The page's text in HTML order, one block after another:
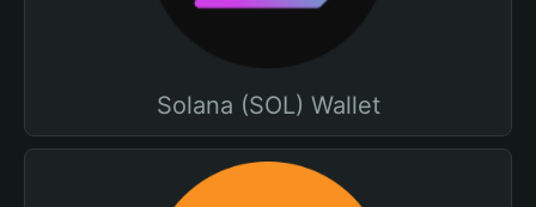
Solana (SOL) Wallet